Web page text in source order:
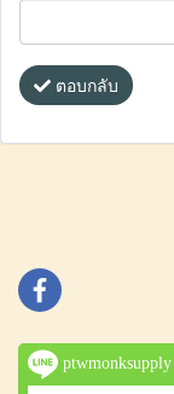
ตอบกลับ
ptwmonksupply